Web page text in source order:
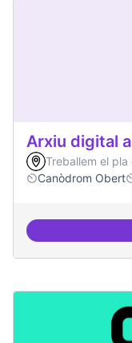
Arxiu digital
Treballem el
Canòdrom Obert